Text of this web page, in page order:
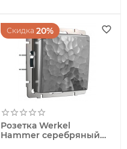
Скидка 20%
Розетка Werkel
Hammer серебряный